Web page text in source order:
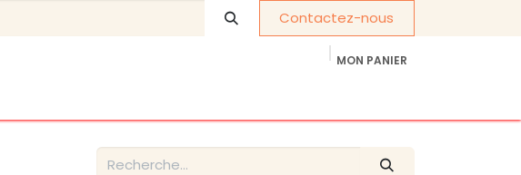
Contactez-nous
MON PANIER